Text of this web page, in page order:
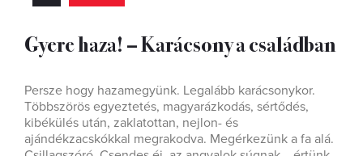
Gyere haza! – Karácsony a családban
Persze hogy hazamegyünk. Legalább karácsonykor.
Többszörös egyeztetés, magyarázkodás, sértődés,
kibékülés után, zaklatottan, nejlon- és
ajándékzacskókkal megrakodva. Megérkezünk a fa alá.